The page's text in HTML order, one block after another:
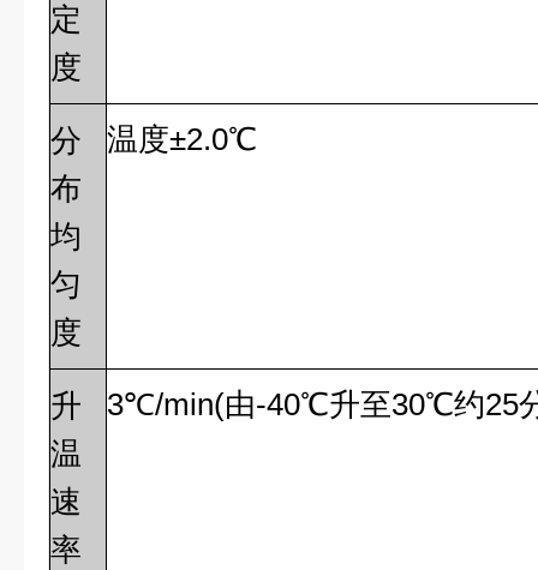
定
度
分
布
均
匀
度
温度±2.0℃
升
温
速
率
3℃/min(由-40℃升至30℃约25